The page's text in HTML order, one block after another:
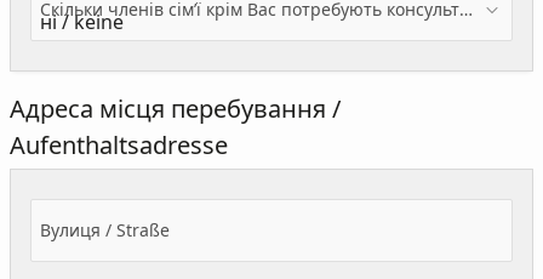
Скільки членів сім’ї крім Вас потребують консультації? / Wieviele Familienmitglieder brauchen Beratung - zusätzlich zu Ihnen?
Адреса місця перебування /
Aufenthaltsadresse
Вулиця / Straße